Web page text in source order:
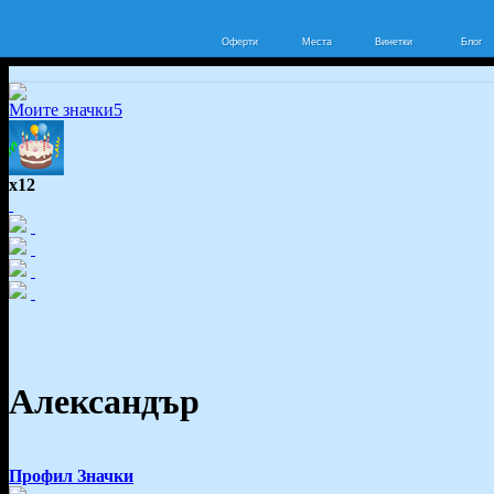
Оферти Места Винетки Блог
Моите значки5
x12
Александър
Профил Значки